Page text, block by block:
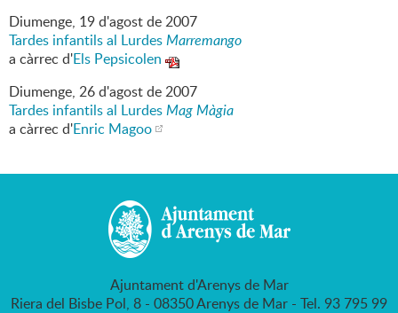
Diumenge, 19d'agostde2007
Tardes infantils al LurdesMarremango
a càrrec d'Els Pepsicolen
Diumenge, 26d'agostde2007
Tardes infantils al LurdesMag Màgia
a càrrec d'Enric Magoo
Ajuntament d'Arenys de Mar
Riera del Bisbe Pol, 8 - 08350 Arenys de Mar - Tel. 93 795 99